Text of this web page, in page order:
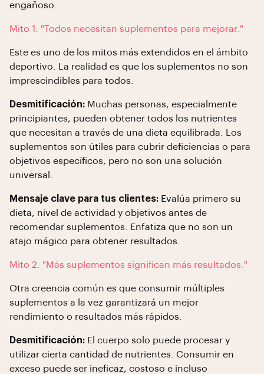
engañoso.
Mito 1: "Todos necesitan suplementos para mejorar."
Este es uno de los mitos más extendidos en el ámbito
deportivo. La realidad es que los suplementos no son
imprescindibles para todos.
Desmitificación: Muchas personas, especialmente
principiantes, pueden obtener todos los nutrientes
que necesitan a través de una dieta equilibrada. Los
suplementos son útiles para cubrir deficiencias o para
objetivos específicos, pero no son una solución
universal.
Mensaje clave para tus clientes: Evalúa primero su
dieta, nivel de actividad y objetivos antes de
recomendar suplementos. Enfatiza que no son un
atajo mágico para obtener resultados.
Mito 2: "Más suplementos significan más resultados."
Otra creencia común es que consumir múltiples
suplementos a la vez garantizará un mejor
rendimiento o resultados más rápidos.
Desmitificación: El cuerpo solo puede procesar y
utilizar cierta cantidad de nutrientes. Consumir en
exceso puede ser ineficaz, costoso e incluso